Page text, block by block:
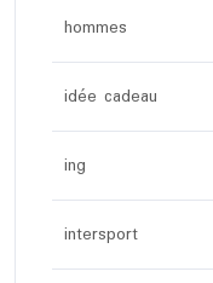
hommes
idée cadeau
ing
intersport